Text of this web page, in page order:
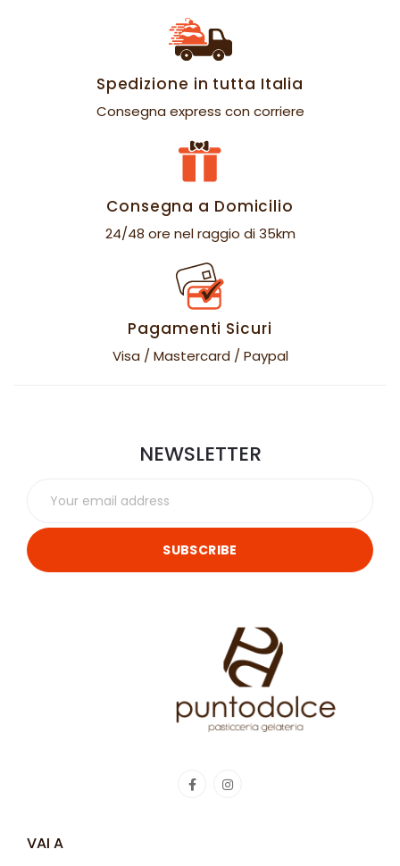
Spedizione in tutta Italia
Consegna express con corriere
Consegna a Domicilio
24/48 ore nel raggio di 35km
Pagamenti Sicuri
Visa / Mastercard / Paypal
NEWSLETTER
SUBSCRIBE
VAI A